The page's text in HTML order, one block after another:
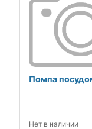
Помпа
Нет в наличии